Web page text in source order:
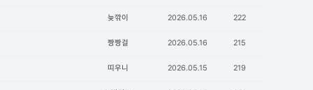
늦깎이 2026.05.16 222
짱짱걸 2026.05.16 215
띠우니 2026.05.15 219